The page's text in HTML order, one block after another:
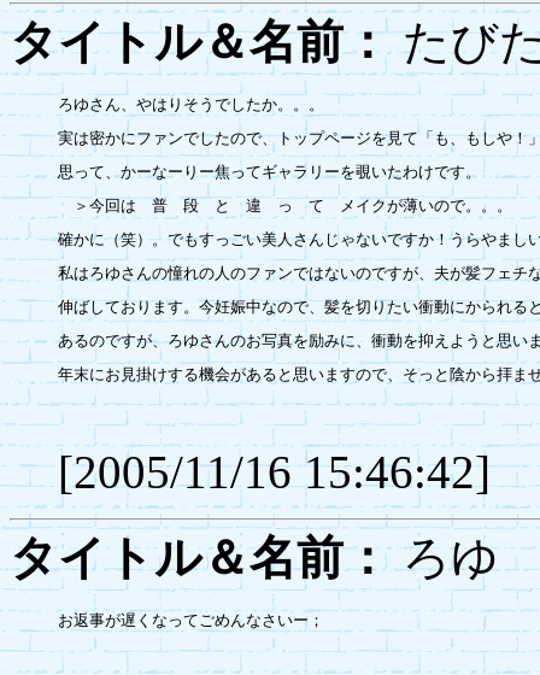
タイトル＆名前：たび
ろゆさん、やはりそうでしたか。。。
実は密かにファンでしたので、トップページを見て「も、もしや！
思って、かーなーりー焦ってギャラリーを覗いたわけです。
＞今回は　普　段　と　違　っ　て　メイクが薄いので。。。
確かに（笑）。でもすっごい美人さんじゃないですか！うらやまし
私はろゆさんの憧れの人のファンではないのですが、夫が髪フェチ
伸ばしております。今妊娠中なので、髪を切りたい衝動にかられる
あるのですが、ろゆさんのお写真を励みに、衝動を抑えようと思い
年末にお見掛けする機会があると思いますので、そっと陰から拝ま
[2005/11/16 15:46:42]
タイトル＆名前：ろ
お返事が遅くなってごめんなさいー；